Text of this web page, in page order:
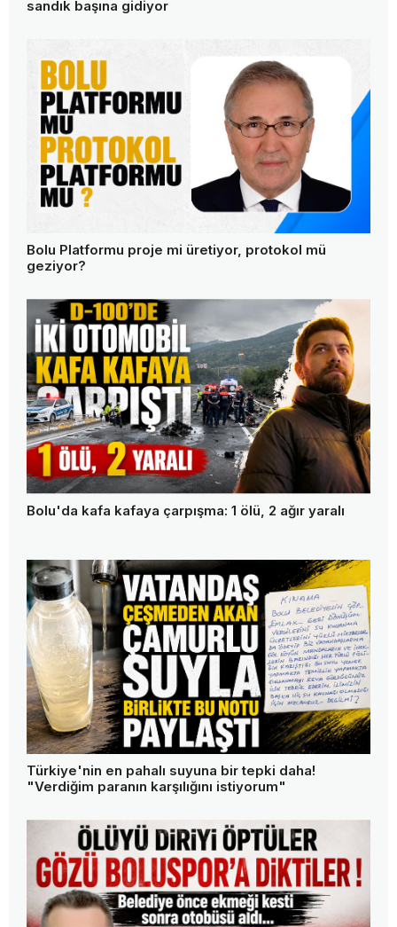
sandık başına gidiyor
Bolu Platformu proje mi üretiyor, protokol mü
geziyor?
Bolu'da kafa kafaya çarpışma: 1 ölü, 2 ağır yaralı
Türkiye'nin en pahalı suyuna bir tepki daha!
"Verdiğim paranın karşılığını istiyorum"